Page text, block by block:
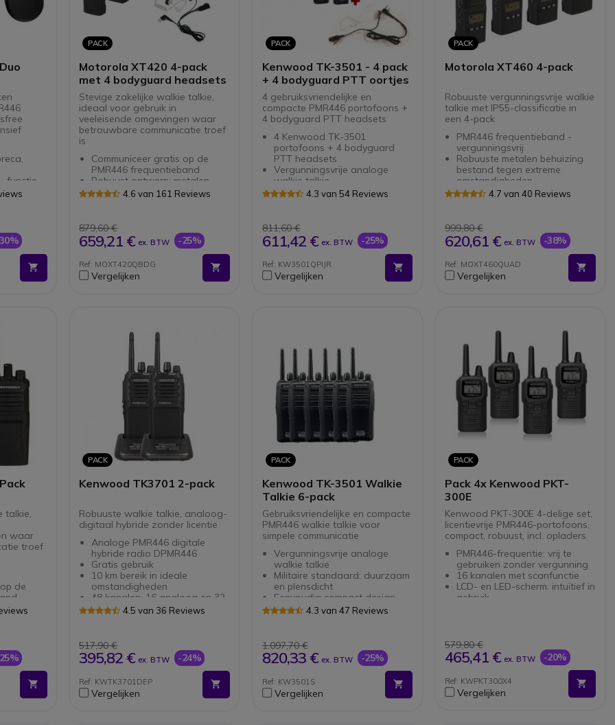
-functie
gratis
7 km
18 uur
en
PACK
Motorola XT420 4-pack
met 4 bodyguard headsets
Stevige zakelijke walkie talkie,
ideaal voor gebruik in
veeleisende omgevingen waar
betrouwbare communicatie troef
is
Communiceer gratis op de
PMR446 frequentieband
Robuust ontwerp: metalen
behuizing - stof- en
luide omgevingen
Bereik tot 9 km 13
verdiepingen en meer dan
16.000m² in ideale condities
VOX/iVOX-functie - handsfree
Inclusief 4 beveiligingsoortjes
4.6 van 161 Reviews
879,60 €
659,21 € ex. BTW -25%
Ref: MOXT420QBDG
Vergelijken
PACK
Kenwood TK-3501 - 4 pack
+ 4 bodyguard PTT oortjes
4 gebruiksvriendelijke en
compacte PMR446 portofoons +
4 bodyguard PTT headsets
4 Kenwood TK-3501
portofoons + 4 bodyguard
PTT headsets
Vergunningsvrije analoge
walkie talkie
Militaire standaard: duurzaam
voor optimaal gebruiksgemak
Luid en duidelijk geluid
4.3 van 54 Reviews
811,60 €
611,42 € ex. BTW -25%
Ref: KW3501QPIJR
Vergelijken
PACK
Motorola XT460 4-pack
Robuuste vergunningsvrije walkie
talkie met IP55-classificatie in
een 4-pack
PMR446 frequentieband -
vergunningsvrij
Robuuste metalen behuizing
bestand tegen extreme
omstandigheden
Voldoet aan MIL-STD 810 C D
Bereik tot 13 verdiepingen
meer dan 16.000m² en 9km in
16 voorgeprogrammeerde
kanaal functies
accessoires
4.7 van 40 Reviews
999,80 €
620,61 € ex. BTW -38%
Ref: MOXT460QUAD
Vergelijken
talkie,
waar
troef
de
voor in
dan
PACK
Kenwood TK3701 2-pack
Robuuste walkie talkie, analoog-
digitaal hybride zonder licentie
Analoge PMR446 digitale
hybride radio DPMR446
Gratis gebruik
10 km bereik in ideale
omstandigheden
48 kanalen: 16 analoog en 32
digitaal
Voldoet aan militaire
standaarden
DSP digitaal geluid van zeer
Communicatie-encryptie
VOX- en SCAN-functies
4.5 van 36 Reviews
517,90 €
395,82 € ex. BTW -24%
Ref: KWTK3701DEP
Vergelijken
PACK
Kenwood TK-3501 Walkie
Talkie 6-pack
Gebruiksvriendelijke en compacte
PMR446 walkie talkie voor
simpele communicatie
Vergunningsvrije analoge
walkie talkie
Militaire standaard: duurzaam
en plensdicht
Eenvoudig compact design
voor optimaal gebruiksgemak
4.3 van 47 Reviews
1.097,70 €
820,33 € ex. BTW -25%
Ref: KW3501S
Vergelijken
PACK
Pack 4x Kenwood PKT-
300E
Kenwood PKT-300E 4-delige set,
licentievrije PMR446-portofoons,
compact, robuust, incl. opladers
PMR446-frequentie: vrij te
gebruiken zonder vergunning
16 kanalen met scanfunctie
LCD- en LED-scherm: intuïtief in
gebruik
579,80 €
465,41 € ex. BTW -20%
Ref: KWPKT300X4
Vergelijken